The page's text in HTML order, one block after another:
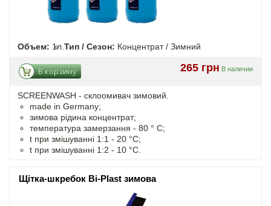
Объем: 1л. Тип / Сезон: Концентрат / Зимний
265 грн В наличии
В корзину
SCREENWASH - cклоомивач зимовий.
made in Germany;
зимова рідина концентрат;
температура замерзання - 80 ° C;
t при змішуванні 1:1 - 20 °C;
t при змішуванні 1:2 - 10 °C.
Щітка-шкребок Bi-Plast зимова